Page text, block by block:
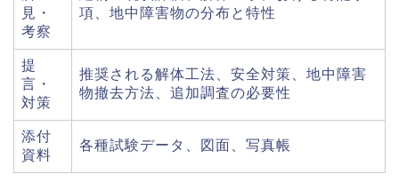
見・
考察
項、地中障害物の分布と特性
提
言・
対策
推奨される解体工法、安全対策、地中障害
物撤去方法、追加調査の必要性
添付
資料
各種試験データ、図面、写真帳